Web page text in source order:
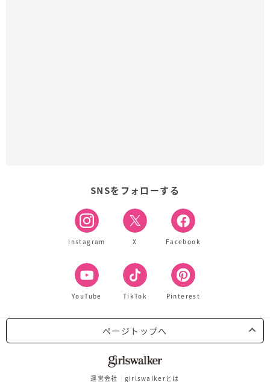
SNSをフォローする
Instagram X Facebook
YouTube TikTok Pinterest
ページトップへ
運営会社 girlswalkerとは